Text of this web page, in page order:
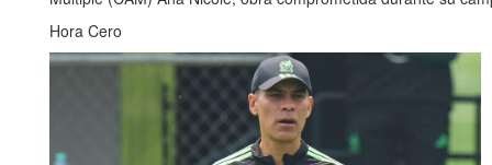
Hora Cero